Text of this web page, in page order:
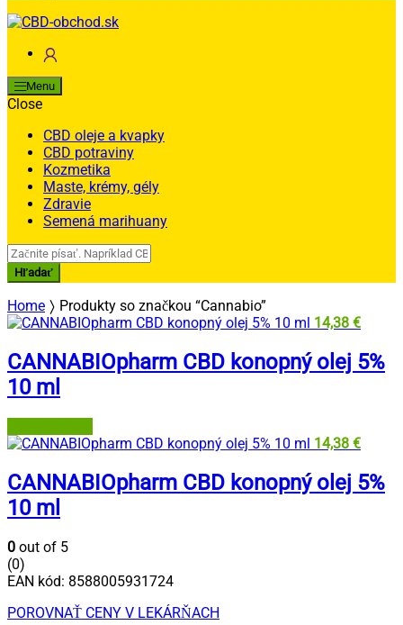
Menu
Close
CBD oleje a kvapky
CBD potraviny
Kozmetika
Maste, krémy, gély
Zdravie
Semená marihuany
Search
for:
Hľadať
Home
Produkty so značkou “Cannabio”
14,38 €
CANNABIOpharm CBD konopný olej 5%
10 ml
14,38 €
CANNABIOpharm CBD konopný olej 5%
10 ml
0 out of 5
(0)
EAN kód: 8588005931724
POROVNAŤ CENY V LEKÁRŇACH